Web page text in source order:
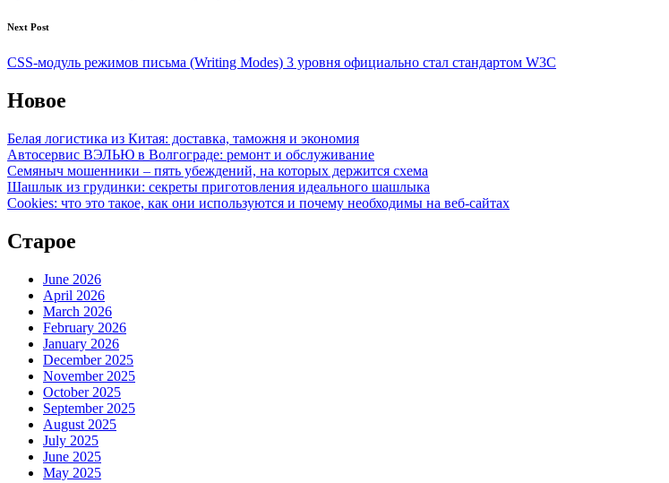
Next Post
CSS-модуль режимов письма (Writing Modes) 3 уровня официально стал стандартом W3C
Новое
Белая логистика из Китая: доставка, таможня и экономия
Автосервис ВЭЛЬЮ в Волгограде: ремонт и обслуживание
Семяныч мошенники – пять убеждений, на которых держится схема
Шашлык из грудинки: секреты приготовления идеального шашлыка
Cookies: что это такое, как они используются и почему необходимы на веб-сайтах
Старое
June 2026
April 2026
March 2026
February 2026
January 2026
December 2025
November 2025
October 2025
September 2025
August 2025
July 2025
June 2025
May 2025